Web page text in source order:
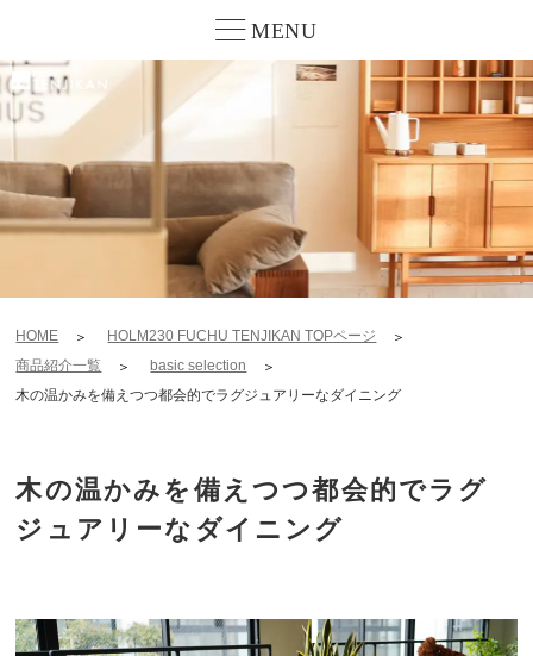
MENU
HOME
HOLM230 FUCHU TENJIKAN TOPページ
商品紹介一覧
basic selection
木の温かみを備えつつ都会的でラグジュアリーなダイニング
木の温かみを備えつつ都会的でラグ
ジュアリーなダイニング